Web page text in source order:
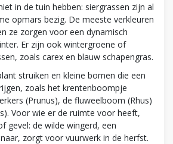
in de tuin hebben: siergrassen zijn al
opmars bezig. De meeste verkleuren
ze zorgen voor een dynamisch
Er zijn ook wintergroene of
zoals carex en blauw schapengras.
struiken en kleine bomen die een
zoals het krentenboompje
(Prunus), de fluweelboom (Rhus)
Voor wie er de ruimte voor heeft,
gevel: de wilde wingerd, een
zorgt voor vuurwerk in de herfst.